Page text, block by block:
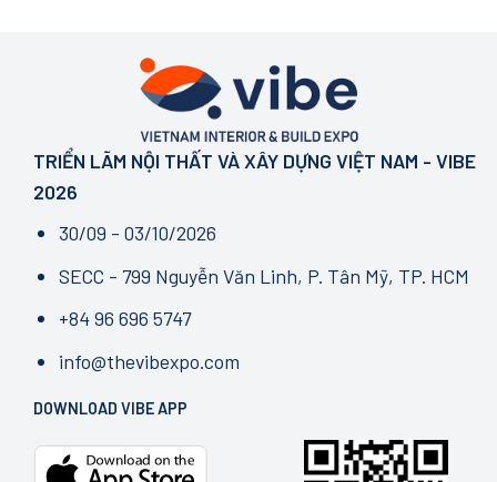
TRIỂN LÃM NỘI THẤT VÀ XÂY DỰNG VIỆT NAM - VIBE
2026
30/09 - 03/10/2026
SECC - 799 Nguyễn Văn Linh, P. Tân Mỹ, TP. HCM
+84 96 696 5747
info@thevibexpo.com
DOWNLOAD VIBE APP